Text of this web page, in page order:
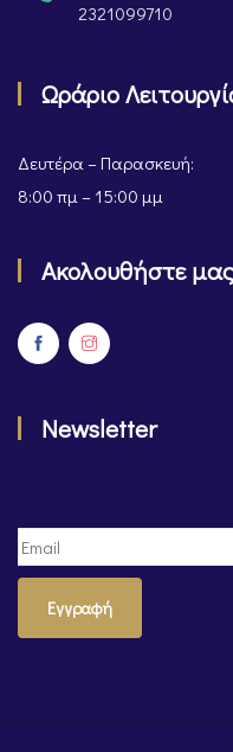
2321099710
Ωράριο
Δευτέρα – Παρασκευή:
8:00 πμ – 15:00 μμ
Ακολουθήστε μας
Newsletter
Εγγραφή